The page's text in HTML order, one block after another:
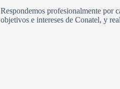
Respondemos profesionalmente por
objetivos e intereses de Conatel, y